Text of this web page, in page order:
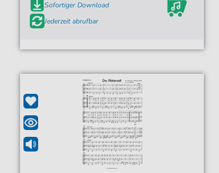
Sofortiger Download
Jederzeit abrufbar